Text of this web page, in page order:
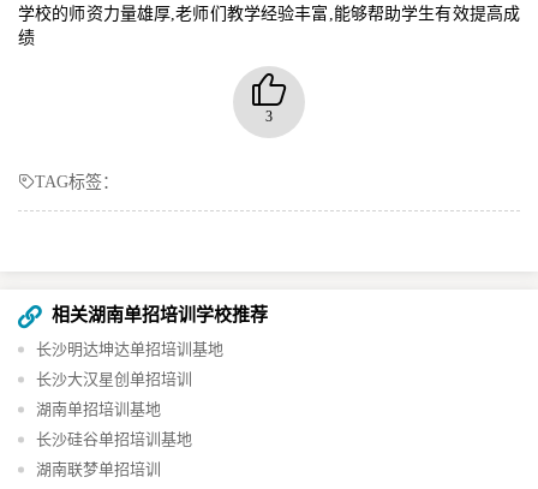
学校的师资力量雄厚,老师们教学经验丰富,能够帮助学生有效提高成
绩
3
TAG标签：
相关湖南单招培训学校推荐
长沙明达坤达单招培训基地
长沙大汉星创单招培训
湖南单招培训基地
长沙硅谷单招培训基地​
湖南联梦单招培训